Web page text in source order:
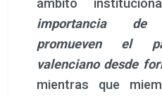
coctelería
gastronómica
versatilidad, su
diferencial y su
relato de marca en